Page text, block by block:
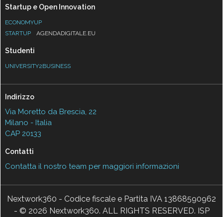
Startup e Open Innovation
ECONOMYUP
STARTUP
AGENDADIGITALE.EU
Studenti
UNIVERSITY2BUSINESS
Indirizzo
Via Moretto da Brescia, 22
Milano - Italia
CAP 20133
Contatti
Contatta il nostro team per maggiori informazioni
Nextwork360 - Codice fiscale e Partita IVA 13868590962
- © 2026 Nextwork360. ALL RIGHTS RESERVED. ISP